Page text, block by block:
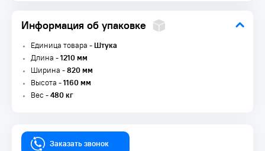
Информация об упаковке
Единица товара -Штука
Длина -1210 мм
Ширина -820 мм
Высота -1160 мм
Вес -480 кг
Заказать звонок